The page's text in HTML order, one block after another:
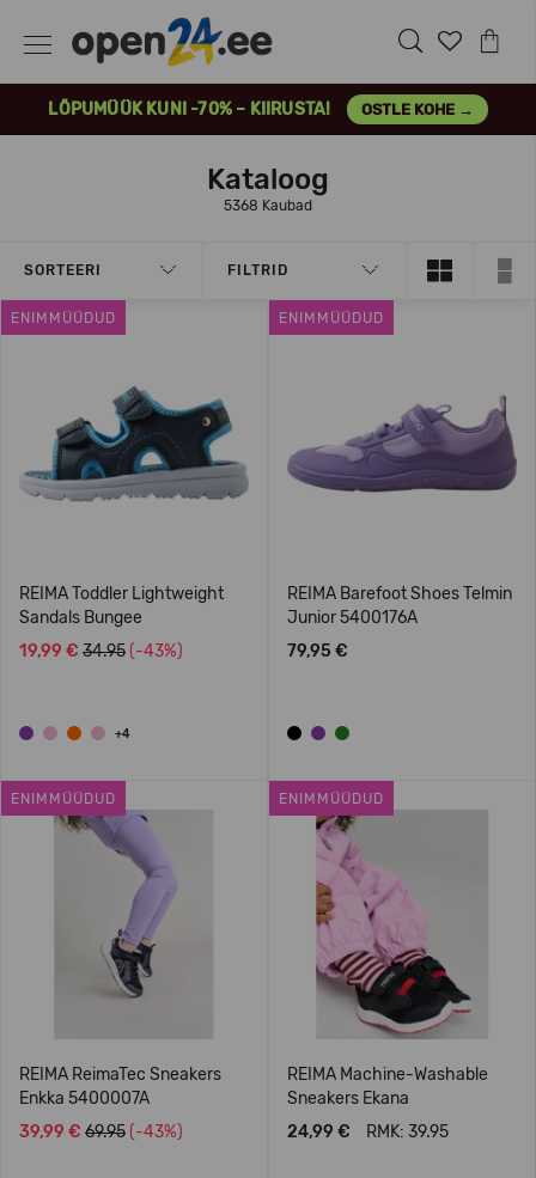
LÕPUMÜÜK KUNI -70% – KIIRUSTA! OSTLE KOHE →
Kataloog
5368 Kaubad
SORTEERI FILTRID
ENIMMÜÜDUD
REIMA Toddler Lightweight
Sandals Bungee
19,99 € 34.95 (-43%)
+4
ENIMMÜÜDUD
REIMA Barefoot Shoes Telmin
Junior 5400176A
79,95 €
ENIMMÜÜDUD
REIMA ReimaTec Sneakers
Enkka 5400007A
39,99 € 69.95 (-43%)
ENIMMÜÜDUD
REIMA Machine-Washable
Sneakers Ekana
24,99 €
RMK: 39.95